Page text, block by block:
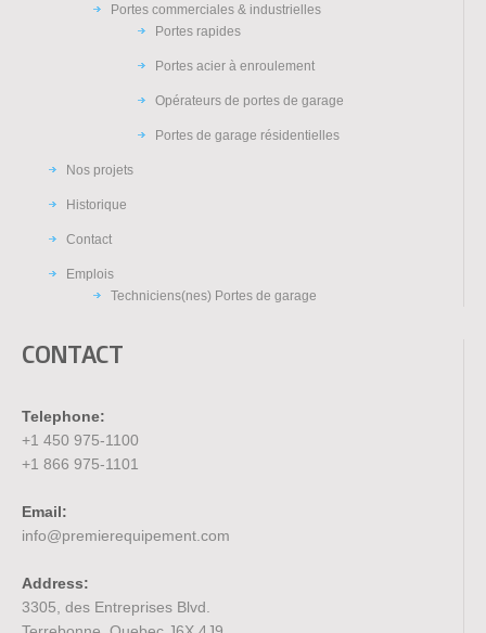
Portes commerciales & industrielles
Portes rapides
Portes acier à enroulement
Opérateurs de portes de garage
Portes de garage résidentielles
Nos projets
Historique
Contact
Emplois
Techniciens(nes) Portes de garage
CONTACT
Telephone:
+1 450 975-1100
+1 866 975-1101
Email:
info@premierequipement.com
Address:
3305, des Entreprises Blvd.